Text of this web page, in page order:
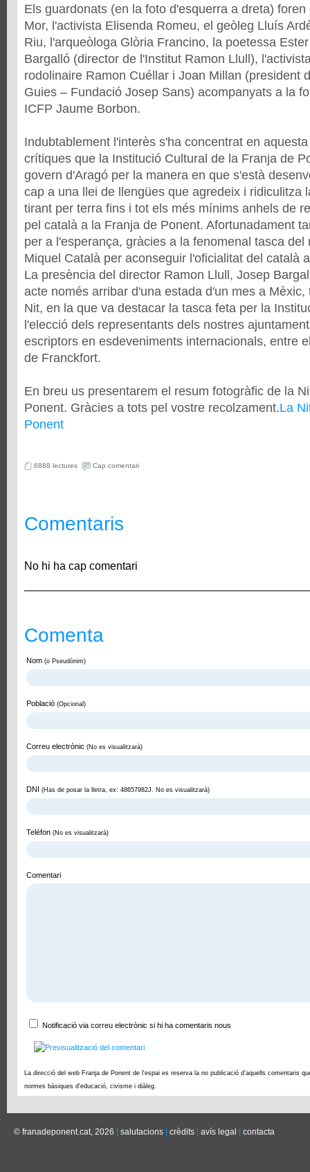
Els guardonats (en la foto d'esquerra a dreta)
Mor, l'activista Elisenda Romeu, el geòleg Lluís
Riu, l'arqueòloga Glòria Francino, la poetessa
Bargalló (director de l'Institut Ramon Llull),
rodolinaire Ramon Cuéllar i Joan Millan (president
Guies – Fundació Josep Sans) acompanyats a la
ICFP Jaume Borbon.
Indubtablement l'interès s'ha concentrat en
crítiques que la Institució Cultural de la Franja de
govern d'Aragó per la manera en que s'està
cap a una llei de llengües que agredeix i ridiculitza
tirant per terra fins i tot els més mínims anhels de
pel català a la Franja de Ponent. Afortunadament
per a l'esperança, gràcies a la fenomenal tasca del
Miquel Català per aconseguir l'oficialitat del català
La presència del director Ramon Llull, Josep
acte només arribar d'una estada d'un mes a
Nit, en la que va destacar la tasca feta per la
l'elecció dels representants dels nostres
escriptors en esdeveniments internacionals, entre
de Franckfort.
En breu us presentarem el resum fotogràfic de la
Ponent. Gràcies a tots pel vostre recolzament.La
Ponent
6888 lectures Cap comentari
Comentaris
No hi ha cap comentari
Comenta
Nom (o Pseudònim)
Població (Opcional)
Correu electrònic (No es visualitzarà)
DNI (Has de posar la lletra, ex: 48657982J. No es visualitzarà)
Telèfon (No es visualitzarà)
Comentari
Notificació via correu electrònic si hi ha comentaris nous
La direcció del web Franja de Ponent de l'espai es reserva la no publicació d'aquells comentaris
normes bàsiques d'educació, civisme i diàleg.
© franadeponent.cat, 2026 salutacions crèdits avís legal contacta